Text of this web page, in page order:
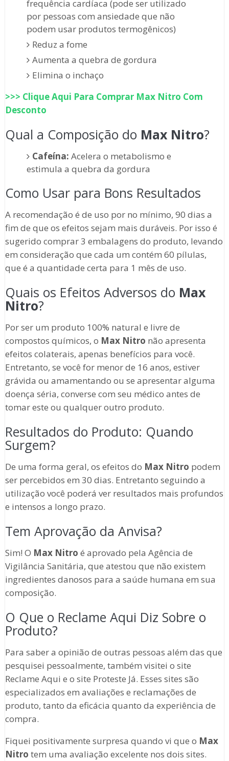
frequência cardíaca (pode ser utilizado
por pessoas com ansiedade que não
podem usar produtos termogênicos)
Reduz a fome
Aumenta a quebra de gordura
Elimina o inchaço
>>> Clique Aqui Para Comprar Max Nitro Com
Desconto
Qual a Composição do Max Nitro?
Cafeína: Acelera o metabolismo e
estimula a quebra da gordura
Como Usar para Bons Resultados
A recomendação é de uso por no mínimo, 90 dias a
fim de que os efeitos sejam mais duráveis. Por isso é
sugerido comprar 3 embalagens do produto, levando
em consideração que cada um contém 60 pílulas,
que é a quantidade certa para 1 mês de uso.
Quais os Efeitos Adversos do Max
Nitro?
Por ser um produto 100% natural e livre de
compostos químicos, o Max Nitro não apresenta
efeitos colaterais, apenas benefícios para você.
Entretanto, se você for menor de 16 anos, estiver
grávida ou amamentando ou se apresentar alguma
doença séria, converse com seu médico antes de
tomar este ou qualquer outro produto.
Resultados do Produto: Quando
Surgem?
De uma forma geral, os efeitos do Max Nitro podem
ser percebidos em 30 dias. Entretanto seguindo a
utilização você poderá ver resultados mais profundos
e intensos a longo prazo.
Tem Aprovação da Anvisa?
Sim! O Max Nitro é aprovado pela Agência de
Vigilância Sanitária, que atestou que não existem
ingredientes danosos para a saúde humana em sua
composição.
O Que o Reclame Aqui Diz Sobre o
Produto?
Para saber a opinião de outras pessoas além das que
pesquisei pessoalmente, também visitei o site
Reclame Aqui e o site Proteste Já. Esses sites são
especializados em avaliações e reclamações de
produto, tanto da eficácia quanto da experiência de
compra.
Fiquei positivamente surpresa quando vi que o Max
Nitro tem uma avaliação excelente nos dois sites.